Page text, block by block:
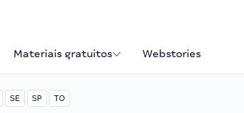
Materiais gratuitos Webstories
SE SP TO